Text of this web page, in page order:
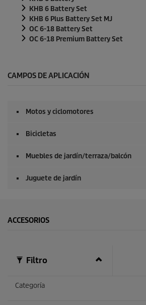
KHB 6 Battery Set
KHB 6 Plus Battery Set MJ
OC 6-18 Battery Set
OC 6-18 Premium Battery Set
CAMPOS DE APLICACIÓN
Motos y ciclomotores
Bicicletas
Muebles de jardín/terraza/balcón
Juguete de jardín
ACCESORIOS
Filtro
Categoría